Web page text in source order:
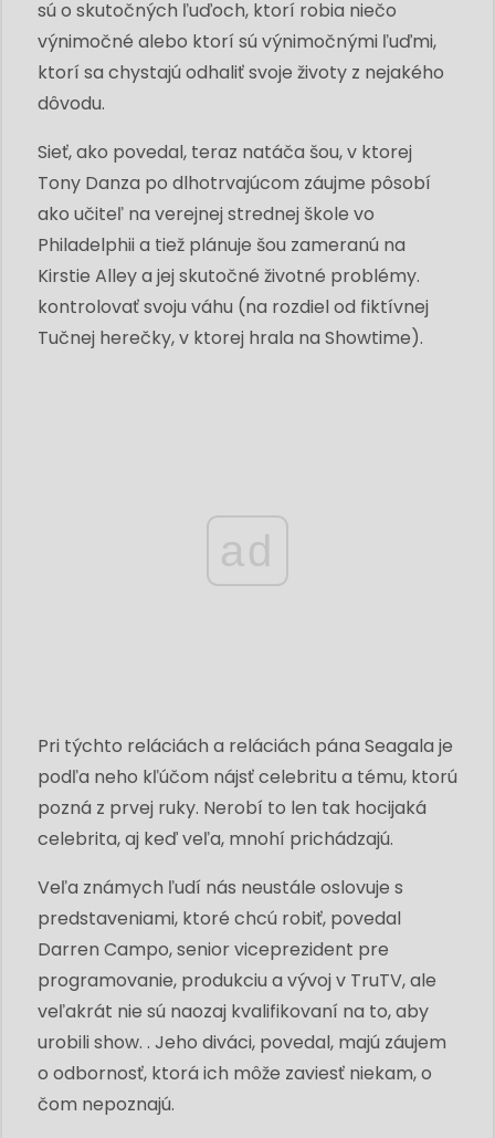
sú o skutočných ľuďoch, ktorí robia niečo
výnimočné alebo ktorí sú výnimočnými ľuďmi,
ktorí sa chystajú odhaliť svoje životy z nejakého
dôvodu.
Sieť, ako povedal, teraz natáča šou, v ktorej
Tony Danza po dlhotrvajúcom záujme pôsobí
ako učiteľ na verejnej strednej škole vo
Philadelphii a tiež plánuje šou zameranú na
Kirstie Alley a jej skutočné životné problémy.
kontrolovať svoju váhu (na rozdiel od fiktívnej
Tučnej herečky, v ktorej hrala na Showtime).
ad
Pri týchto reláciách a reláciách pána Seagala je
podľa neho kľúčom nájsť celebritu a tému, ktorú
pozná z prvej ruky. Nerobí to len tak hocijaká
celebrita, aj keď veľa, mnohí prichádzajú.
Veľa známych ľudí nás neustále oslovuje s
predstaveniami, ktoré chcú robiť, povedal
Darren Campo, senior viceprezident pre
programovanie, produkciu a vývoj v TruTV, ale
veľakrát nie sú naozaj kvalifikovaní na to, aby
urobili show. . Jeho diváci, povedal, majú záujem
o odbornosť, ktorá ich môže zaviesť niekam, o
čom nepoznajú.